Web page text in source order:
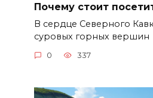
Почему стоит
В сердце Северного
суровых горных вершин
0 337